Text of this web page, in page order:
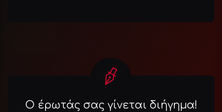
Ο έρωτάς σας γίνεται διήγημα!